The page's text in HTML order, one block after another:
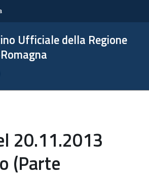
Ufficiale della Regione
20.11.2013
(Parte